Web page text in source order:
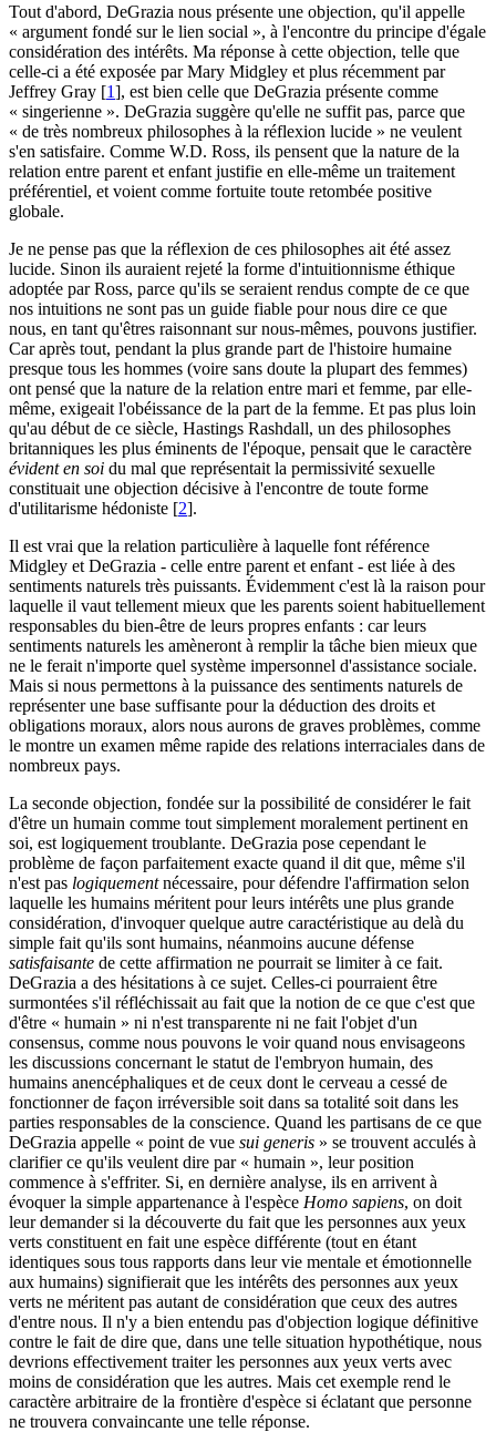
Tout d'abord, DeGrazia nous présente une objection, qu'il appelle
« argument fondé sur le lien social », à l'encontre du principe d'égale
considération des intérêts. Ma réponse à cette objection, telle que
celle-ci a été exposée par Mary Midgley et plus récemment par
Jeffrey Gray [1], est bien celle que DeGrazia présente comme
« singerienne ». DeGrazia suggère qu'elle ne suffit pas, parce que
« de très nombreux philosophes à la réflexion lucide » ne veulent
s'en satisfaire. Comme W.D. Ross, ils pensent que la nature de la
relation entre parent et enfant justifie en elle-même un traitement
préférentiel, et voient comme fortuite toute retombée positive
globale.
Je ne pense pas que la réflexion de ces philosophes ait été assez
lucide. Sinon ils auraient rejeté la forme d'intuitionnisme éthique
adoptée par Ross, parce qu'ils se seraient rendus compte de ce que
nos intuitions ne sont pas un guide fiable pour nous dire ce que
nous, en tant qu'êtres raisonnant sur nous-mêmes, pouvons justifier.
Car après tout, pendant la plus grande part de l'histoire humaine
presque tous les hommes (voire sans doute la plupart des femmes)
ont pensé que la nature de la relation entre mari et femme, par elle-
même, exigeait l'obéissance de la part de la femme. Et pas plus loin
qu'au début de ce siècle, Hastings Rashdall, un des philosophes
britanniques les plus éminents de l'époque, pensait que le caractère
évident en soi du mal que représentait la permissivité sexuelle
constituait une objection décisive à l'encontre de toute forme
d'utilitarisme hédoniste [2].
Il est vrai que la relation particulière à laquelle font référence
Midgley et DeGrazia - celle entre parent et enfant - est liée à des
sentiments naturels très puissants. Évidemment c'est là la raison pour
laquelle il vaut tellement mieux que les parents soient habituellement
responsables du bien-être de leurs propres enfants : car leurs
sentiments naturels les amèneront à remplir la tâche bien mieux que
ne le ferait n'importe quel système impersonnel d'assistance sociale.
Mais si nous permettons à la puissance des sentiments naturels de
représenter une base suffisante pour la déduction des droits et
obligations moraux, alors nous aurons de graves problèmes, comme
le montre un examen même rapide des relations interraciales dans de
nombreux pays.
La seconde objection, fondée sur la possibilité de considérer le fait
d'être un humain comme tout simplement moralement pertinent en
soi, est logiquement troublante. DeGrazia pose cependant le
problème de façon parfaitement exacte quand il dit que, même s'il
n'est pas logiquementnécessaire, pour défendre l'affirmation selon
laquelle les humains méritent pour leurs intérêts une plus grande
considération, d'invoquer quelque autre caractéristique au delà du
simple fait qu'ils sont humains, néanmoins aucune défense
satisfaisante de cette affirmation ne pourrait se limiter à ce fait.
DeGrazia a des hésitations à ce sujet. Celles-ci pourraient être
surmontées s'il réfléchissait au fait que la notion de ce que c'est que
d'être « humain » ni n'est transparente ni ne fait l'objet d'un
consensus, comme nous pouvons le voir quand nous envisageons
les discussions concernant le statut de l'embryon humain, des
humains anencéphaliques et de ceux dont le cerveau a cessé de
fonctionner de façon irréversible soit dans sa totalité soit dans les
parties responsables de la conscience. Quand les partisans de ce que
DeGrazia appelle « point de vue sui generis » se trouvent acculés à
clarifier ce qu'ils veulent dire par « humain », leur position
commence à s'effriter. Si, en dernière analyse, ils en arrivent à
évoquer la simple appartenance à l'espèce Homo sapiens, on doit
leur demander si la découverte du fait que les personnes aux yeux
verts constituent en fait une espèce différente (tout en étant
identiques sous tous rapports dans leur vie mentale et émotionnelle
aux humains) signifierait que les intérêts des personnes aux yeux
verts ne méritent pas autant de considération que ceux des autres
d'entre nous. Il n'y a bien entendu pas d'objection logique définitive
contre le fait de dire que, dans une telle situation hypothétique, nous
devrions effectivement traiter les personnes aux yeux verts avec
moins de considération que les autres. Mais cet exemple rend le
caractère arbitraire de la frontière d'espèce si éclatant que personne
ne trouvera convaincante une telle réponse.